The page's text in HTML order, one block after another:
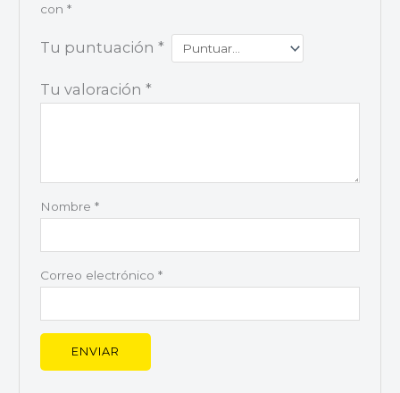
con *
Tu puntuación *
Tu valoración *
Nombre *
Correo electrónico *